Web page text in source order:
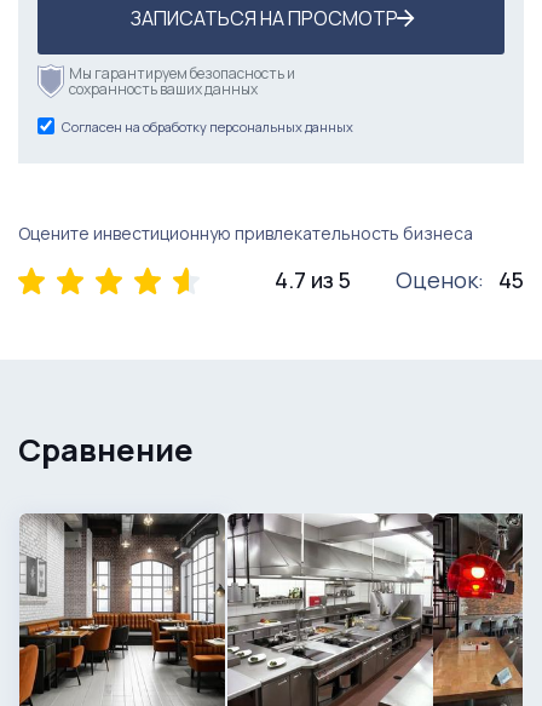
ЗАПИСАТЬСЯ НА ПРОСМОТР
Мы гарантируем безопасность и
сохранность ваших данных
Согласен на обработку персональных данных
Оцените инвестиционную привлекательность бизнеса
4.7 из 5 Оценок: 45
Сравнение